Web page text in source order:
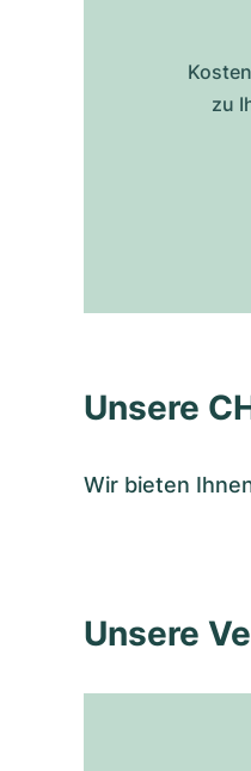
zu
Unsere
Wir bieten
Unsere